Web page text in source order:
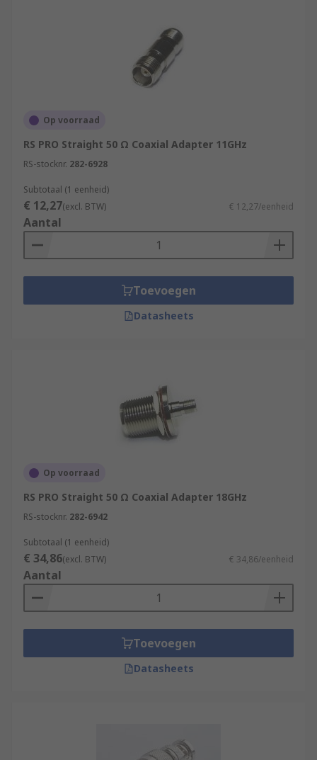
Op voorraad
RS PRO Straight 50 Ω Coaxial Adapter 11GHz
RS-stocknr. 282-6928
Subtotaal (1 eenheid)
€ 12,27(excl. BTW) € 12,27/eenheid
Aantal
Toevoegen
Datasheets
Op voorraad
RS PRO Straight 50 Ω Coaxial Adapter 18GHz
RS-stocknr. 282-6942
Subtotaal (1 eenheid)
€ 34,86(excl. BTW) € 34,86/eenheid
Aantal
Toevoegen
Datasheets